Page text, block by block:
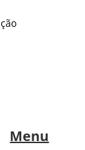
Menu